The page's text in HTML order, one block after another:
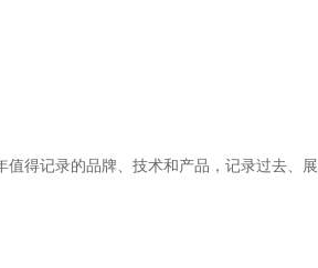
值得记录的品牌、技术和产品，记录过去、展